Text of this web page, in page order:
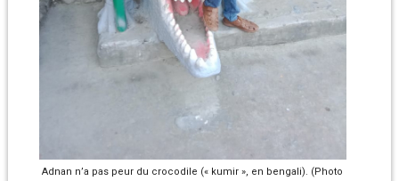
Adnan n’a pas peur du crocodile (« kumir », en bengali). (Photo